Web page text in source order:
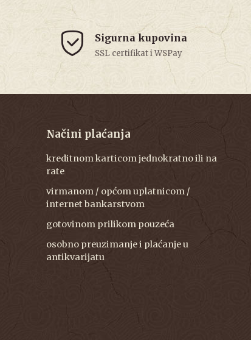
Sigurna kupovina
SSL certifikat i WSPay
Načini plaćanja
kreditnom karticom jednokratno ili na
rate
virmanom / općom uplatnicom /
internet bankarstvom
gotovinom prilikom pouzeća
osobno preuzimanje i plaćanje u
antikvarijatu